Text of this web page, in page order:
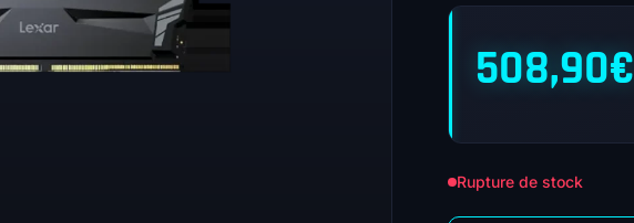
508,90€
Rupture de stock